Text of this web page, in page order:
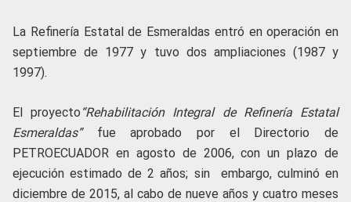
La Refinería Estatal de Esmeraldas entró en operación en
septiembre de 1977 y tuvo dos ampliaciones (1987 y
1997).
El proyecto “Rehabilitación Integral de Refinería Estatal
Esmeraldas”fue aprobado por el Directorio de
PETROECUADOR en agosto de 2006, con un plazo de
ejecución estimado de 2 años; sin embargo, culminó en
diciembre de 2015, al cabo de nueve años y cuatro meses